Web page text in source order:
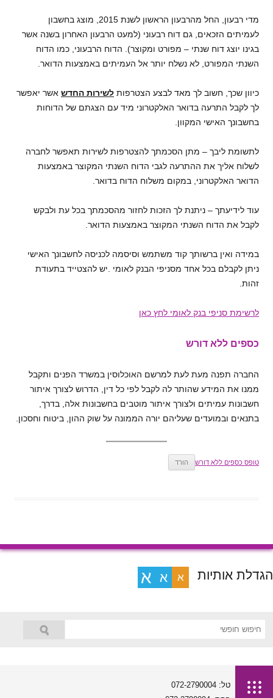
מדי רבעון, החל מהרבעון הראשון לשנת 2015, מוצג בחשבון
לעמיתים הזכאים, גם דוח רבעוני (למעט הרבעון האחרון בשנה אשר
בגינו יוצג דוח שנתי – מפורט ומקוצר). הדוח הרבעוני, כמו הדוח
השנתי המפורט, לא נשלח יותר אל העמיתים באמצעות הדואר.
כיוון שכך, חשוב לך מאד לבצע הצטרפות לשירות החדש אשר יאפשר
לך לקבל התרעה בדואר האלקטרוני מיד עם הצגתם של הדוחות
בחשבונך האישי המקוון.
לתשומת ליבך – מתן הסכמתך להצטרפות לשירות תאפשר לחברה
לשלוח אליך את ההתרעה לגבי הדוח השנתי המקוצר באמצעות
הדואר האלקטרוני, במקום משלוח הדוח בדואר.
עוד לידיעתך – ניתנת לך הזכות לחזור מהסכמתך בכל עת ולבקש
לקבל את הדוח השנתי המקוצר באמצעות הדואר.
במידה ואין ברשותך קוד משתמש וסיסמה לכניסה לחשבונך האישי
ניתן לקבלם בכל אחד מסניפי הבנק לאומי .יש להצטייד בתעודת
זהות.
לרשימת סניפי בנק לאומי לחץ כאן
כספים ללא דורש
החברה תפנה מעת לעת למרשם האוכלוסין במשרד הפנים ותקבל
ממנו את המידע שהותר לה לקבל לפי כל דין, הדרוש לצורך איתור
חשבונות עמיתים ולצורך איתור מוטבים בחשבונות אלה, בדרך,
בתנאים ובמועדים שעליהם יורה הממונה על שוק ההון, ביטוח וחסכון.
טופס כספים ללא דורש הורד
הגדלת אותיות א א א
טל: 072-2790004